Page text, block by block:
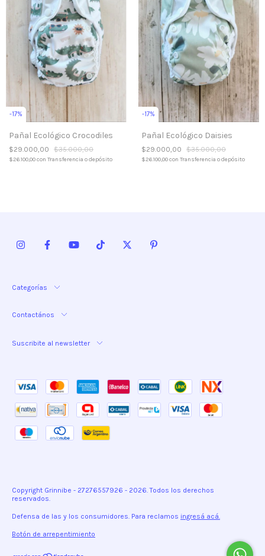
-17%
Pañal Ecológico Crocodiles
$29.000,00 $35.000,00
$26.100,00con Transferencia o depósito
-17%
Pañal Ecológico Daisies
$29.000,00 $35.000,00
$26.100,00con Transferencia o depósito
Categorías
Contactános
Suscribite al newsletter
Copyright Grinnibe - 27276557926 - 2026. Todos los derechos
reservados.
Defensa de las y los consumidores. Para reclamos ingresá acá.
Botón de arrepentimiento